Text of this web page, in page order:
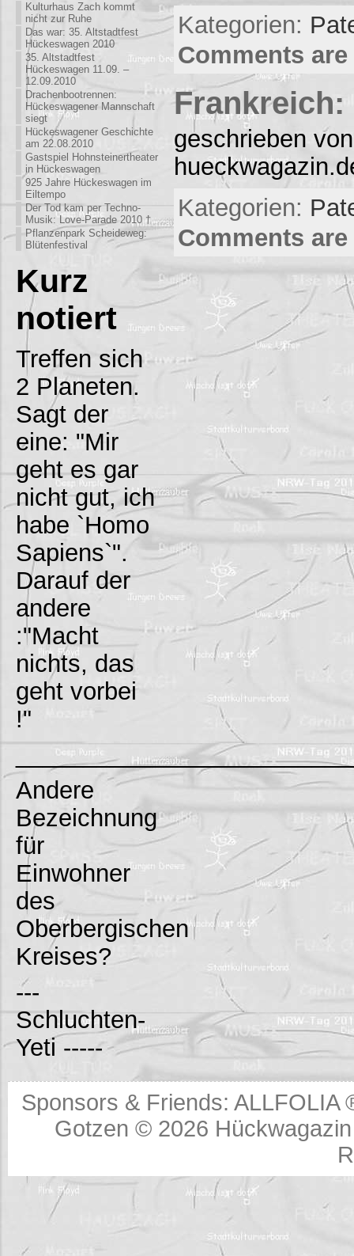
Kulturhaus Zach kommt
nicht zur Ruhe
Das war: 35. Altstadtfest
Hückeswagen 2010
35. Altstadtfest
Hückeswagen 11.09. –
12.09.2010
Drachenbootrennen:
Hückeswagener Mannschaft
siegt
Hückeswagener Geschichte
am 22.08.2010
Gastspiel Hohnsteinertheater
in Hückeswagen
925 Jahre Hückeswagen im
Eiltempo
Der Tod kam per Techno-
Musik: Love-Parade 2010 †
Pflanzenpark Scheideweg:
Blütenfestival
Kurz
notiert
Treffen sich
2 Planeten.
Sagt der
eine: "Mir
geht es gar
nicht gut, ich
habe `Homo
Sapiens`".
Darauf der
andere
:"Macht
nichts, das
geht vorbei
!"
Andere
Bezeichnung
für
Einwohner
des
Oberbergischen
Kreises?
---
Schluchten-
Yeti -----
Kategorien:
Comments
Frankreich:
geschrieben
Kategorien:
Comments
Sponsors & Friends:ALLFOLIA
Gotzen © 2026